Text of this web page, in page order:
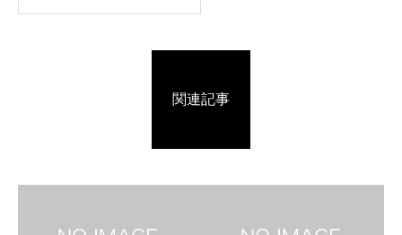
関連記事